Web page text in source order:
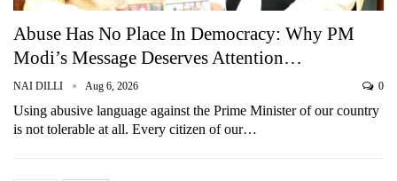
Abuse Has No Place In Democracy: Why PM
Modi’s Message Deserves Attention…
NAI DILLI Aug 6, 2026 0
Using abusive language against the Prime Minister of our country
is not tolerable at all. Every citizen of our…